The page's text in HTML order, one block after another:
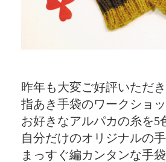
昨年も大変ご好評いただ
指あき手袋のワークショ
お好きなアルパカの糸を5
自分だけのオリジナルの
まっすぐ編カンタンな手袋